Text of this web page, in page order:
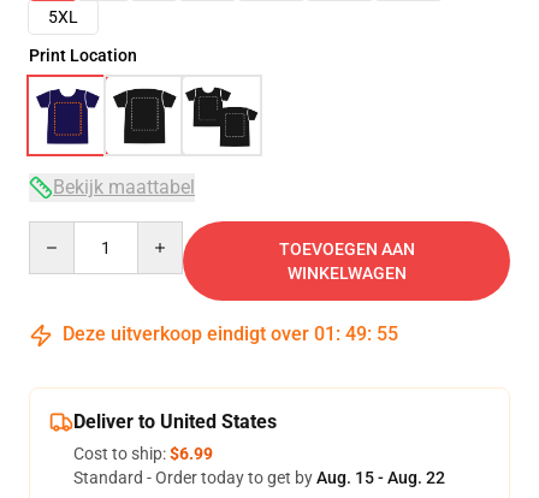
5XL
Print Location
Bekijk maattabel
TOEVOEGEN AAN
WINKELWAGEN
Deze uitverkoop eindigt over 01 : 49: 54
Deliver to United States
Cost to ship:$6.99
Standard - Order today to get byAug. 15 - Aug. 22